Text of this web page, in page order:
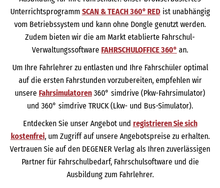
Unterrichtsprogramm SCAN & TEACH 360° RED ist unabhängig
vom Betriebssystem und kann ohne Dongle genutzt werden.
Zudem bieten wir die am Markt etablierte Fahrschul-
Verwaltungssoftware FAHRSCHULOFFICE 360° an.
Um Ihre Fahrlehrer zu entlasten und Ihre Fahrschüler optimal
auf die ersten Fahrstunden vorzubereiten, empfehlen wir
unsere Fahrsimulatoren 360° simdrive (Pkw-Fahrsimulator)
und 360° simdrive TRUCK (Lkw- und Bus-Simulator).
Entdecken Sie unser Angebot und registrieren Sie sich
kostenfrei, um Zugriff auf unsere Angebotspreise zu erhalten.
Vertrauen Sie auf den DEGENER Verlag als Ihren zuverlässigen
Partner für Fahrschulbedarf, Fahrschulsoftware und die
Ausbildung zum Fahrlehrer.